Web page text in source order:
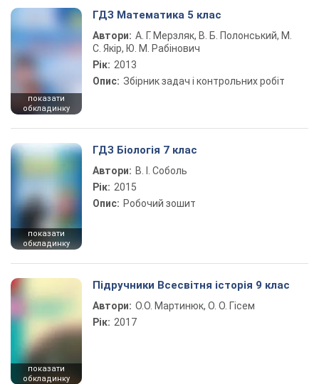
показати
обкладинку
ГДЗ Математика 5 клас
Автори: А. Г. Мерзляк, В. Б. Полонський, М.
С. Якір, Ю. М. Рабінович
Рік: 2013
Опис: Збірник задач і контрольних робіт
показати
обкладинку
ГДЗ Біологія 7 клас
Автори: В. І. Соболь
Рік: 2015
Опис: Робочий зошит
показати
обкладинку
Підручники Всесвітня історія 9 клас
Автори: О.О. Мартинюк, О. О. Гісем
Рік: 2017